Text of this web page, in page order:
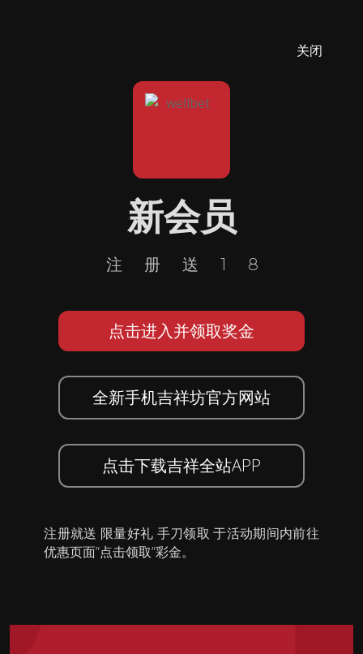
关闭
新会员
注册送18
点击进入并领取奖金
全新手机吉祥坊官方网站
点击下载吉祥全站APP
注册就送 限量好礼 手刀领取 于活动期间内前往
优惠页面”点击领取”彩金。